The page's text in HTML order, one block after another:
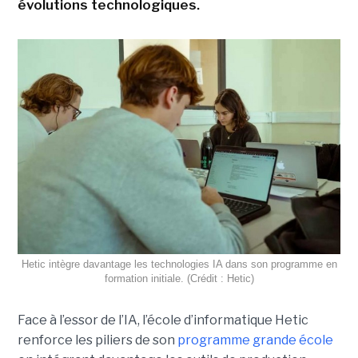
évolutions technologiques.
Hetic intègre davantage les technologies IA dans son programme en
formation initiale. (Crédit : Hetic)
Face à l’essor de l’IA, l’école d’informatique Hetic
renforce les piliers de son programme grande école